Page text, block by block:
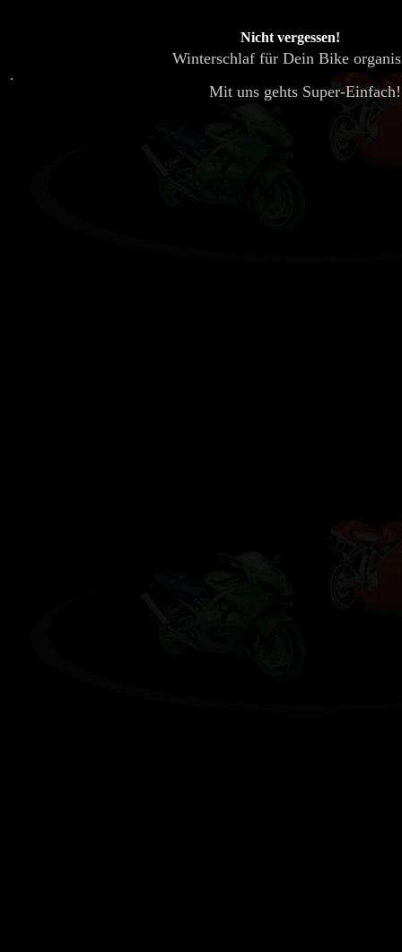
Nicht vergessen!
.
Winterschlaf für Dein Bike
Mit uns gehts Super-Einfach!